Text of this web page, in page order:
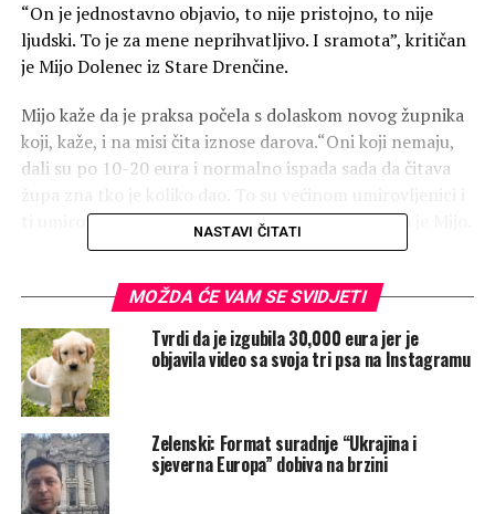
“On je jednostavno objavio, to nije pristojno, to nije
ljudski. To je za mene neprihvatljivo. I sramota”, kritičan
je Mijo Dolenec iz Stare Drenčine.
Mijo kaže da je praksa počela s dolaskom novog župnika
koji, kaže, i na misi čita iznose darova.“Oni koji nemaju,
dali su po 10-20 eura i normalno ispada sada da čitava
ti umirovljenici jedva kraj s krajem spajaju”, rekao je Mijo.
sve i vjerujem, kao katolik. Ali da nas velečasni ponizuje,
nije u redu”, zaključuje Mijo Dolenec.
“Apsolutno da će se osjećati posramljeno, mislim da nije
baš primjereno”, kaže Lidija iz Odre Sisačke.
Objašnjenje je RTL tražio i od župnika, monsinjora Ivice
Mađera koji se javio na telefon i odbio komentirati
objavu uz opasku da nikada ne daje izjave medijima.
NASTAVI ČITATI
MOŽDA ĆE VAM SE SVIDJETI
Tvrdi da je izgubila 30,000 eura jer je
objavila video sa svoja tri psa na Instagramu
Zelenski: Format suradnje “Ukrajina i
sjeverna Europa” dobiva na brzini